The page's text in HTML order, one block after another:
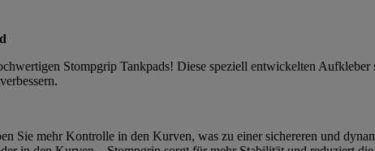
Stompgrip Tankpads! Diese speziell entwickelten
Sie mehr Kontrolle in den Kurven, was zu einer sichereren und